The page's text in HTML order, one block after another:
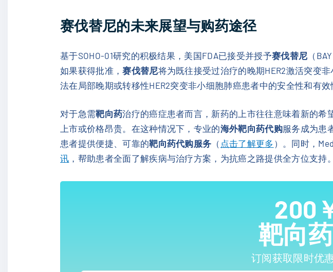
赛伐替尼的未来展望与购药途径
基于SOHO-01研究的积极结果，美国FDA已接受并授予赛伐替尼 （
如果获得批准，赛伐替尼将为既往接受过治疗的晚期HER2激活突变
法在局部晚期或转移性HER2突变非小细胞肺癌患者中的安全性和有
对于急需靶向药治疗的癌症患者而言，新药的上市往往意味着新的
上市或价格昂贵。在这种情况下，专业的海外靶向药代购服务成为患
患者提供便捷、可靠的靶向药代购服务 （ 点击了解更多 ）。同时，
讯 ，帮助患者全面了解疾病与治疗方案，为抗癌之路提供全方位支持。
200
靶向
订阅获取限时优